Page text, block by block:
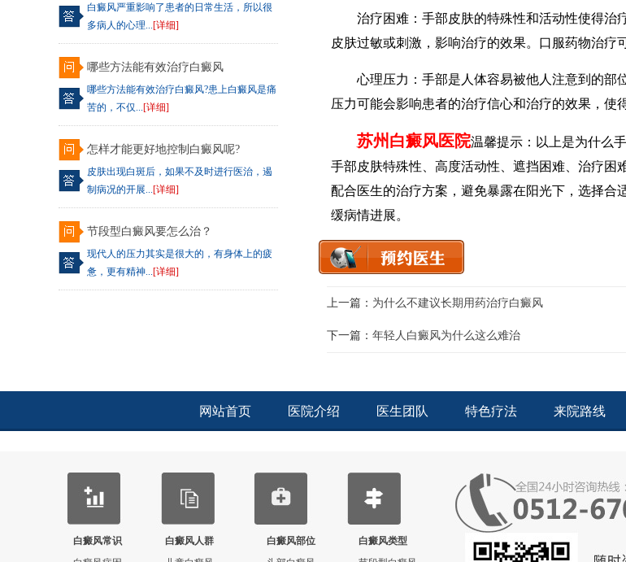
白癜风严重影响了患者的日常生活，所以很
多病人的心理...[详细]
哪些方法能有效治疗白癜风
哪些方法能有效治疗白癜风?患上白癜风是痛
苦的，不仅...[详细]
怎样才能更好地控制白癜风呢?
皮肤出现白斑后，如果不及时进行医治，遏
制病况的开展...[详细]
节段型白癜风要怎么治？
现代人的压力其实是很大的，有身体上的疲
惫，更有精神...[详细]
治疗困难：手部皮肤的特殊性和活动性使得治
皮肤过敏或刺激，影响治疗的效果。口服药物治疗
心理压力：手部是人体容易被他人注意到的部
压力可能会影响患者的治疗信心和治疗的效果，使
苏州白癜风医院温馨提示：以上是为什么
手部皮肤特殊性、高度活动性、遮挡困难、治疗困
配合医生的治疗方案，避免暴露在阳光下，选择
缓病情进展。
上一篇： 为什么不建议长期用药治疗白癜风
下一篇： 年轻人白癜风为什么这么难治
网站首页 医院介绍 医生团队 特色疗法 来院路线
白癜风常识
白癜风人群
白癜风部位
白癜风类型